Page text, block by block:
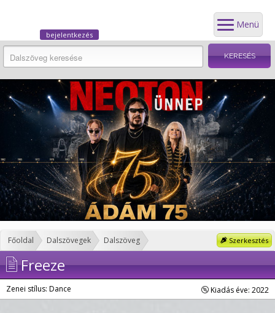
Menü
bejelentkezés
Szerkesztés
Főoldal Dalszövegek Dalszöveg
Freeze
Zenei stílus: Dance Kiadás éve: 2022